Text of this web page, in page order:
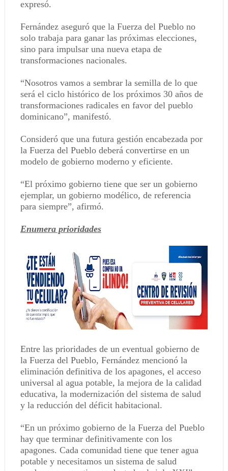
expresó.
Fernández aseguró que la Fuerza del Pueblo no
solo trabaja para ganar las próximas elecciones,
sino para impulsar una nueva etapa de
transformaciones nacionales.
“Nosotros vamos a sembrar la semilla de lo que
será el ciclo histórico de los próximos 30 años de
transformaciones radicales en favor del pueblo
dominicano”, manifestó.
Consideró que una futura gestión encabezada por
la Fuerza del Pueblo deberá convertirse en un
modelo de gobierno moderno y eficiente.
“El próximo gobierno tiene que ser un gobierno
ejemplar, un gobierno modélico, de referencia
para siempre”, afirmó.
Enumera prioridades
Entre las prioridades de un eventual gobierno de
la Fuerza del Pueblo, Fernández mencionó la
eliminación definitiva de los apagones, el acceso
universal al agua potable, la mejora de la calidad
educativa, la modernización del sistema de salud
y la reducción del déficit habitacional.
“En un próximo gobierno de la Fuerza del Pueblo
hay que terminar definitivamente con los
apagones. Cada comunidad tiene que tener agua
potable y necesitamos un sistema de salud